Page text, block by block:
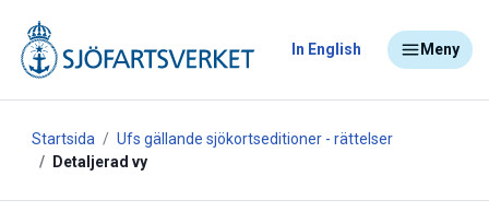
In English Meny
Startsida
Ufs gällande sjökortseditioner - rättelser
Detaljerad vy